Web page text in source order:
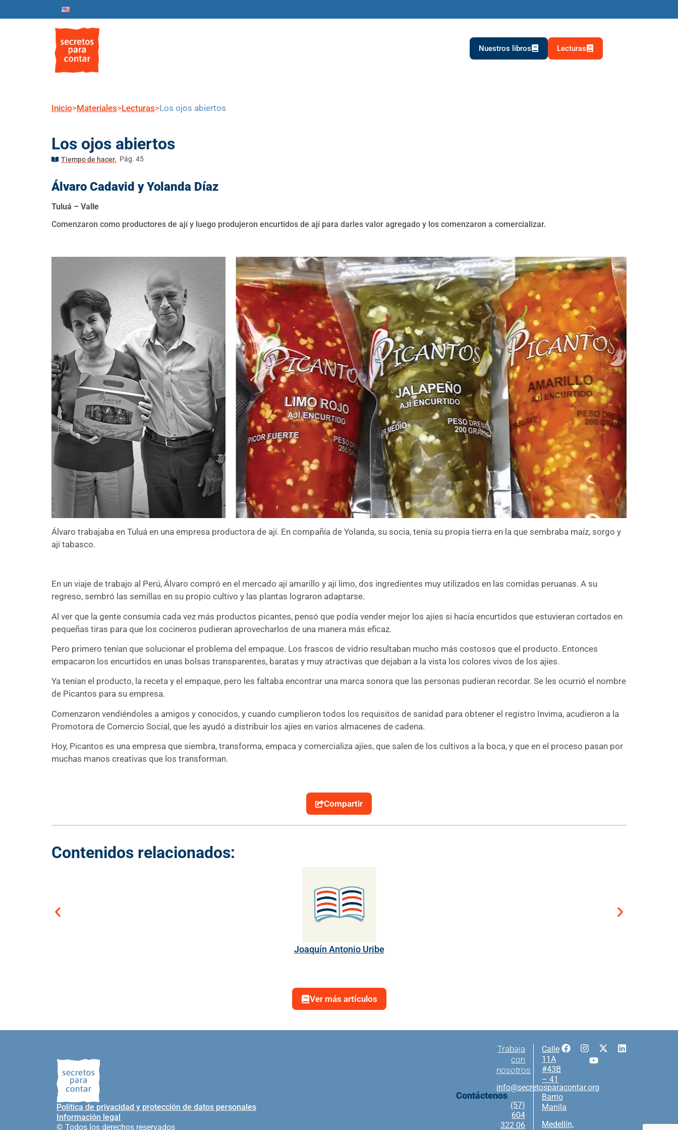
Nuestros libros Lecturas
Inicio>Materiales>Lecturas>Los ojos abiertos
Los ojos abiertos
Tiempo de hacer. Pág. 45
Álvaro Cadavid y Yolanda Díaz
Tuluá – Valle
Comenzaron como productores de ají y luego produjeron encurtidos de ají para darles valor agregado y los comenzaron a comercializar.
Álvaro trabajaba en Tuluá en una empresa productora de ají. En compañía de Yolanda, su socia, tenía su propia tierra en la que sembraba maíz, sorgo y
ají tabasco.
En un viaje de trabajo al Perú, Álvaro compró en el mercado ají amarillo y ají limo, dos ingredientes muy utilizados en las comidas peruanas. A su
regreso, sembró las semillas en su propio cultivo y las plantas lograron adaptarse.
Al ver que la gente consumía cada vez más productos picantes, pensó que podía vender mejor los ajíes si hacía encurtidos que estuvieran cortados en
pequeñas tiras para que los cocineros pudieran aprovecharlos de una manera más eficaz.
Pero primero tenían que solucionar el problema del empaque. Los frascos de vidrio resultaban mucho más costosos que el producto. Entonces
empacaron los encurtidos en unas bolsas transparentes, baratas y muy atractivas que dejaban a la vista los colores vivos de los ajíes.
Ya tenían el producto, la receta y el empaque, pero les faltaba encontrar una marca sonora que las personas pudieran recordar. Se les ocurrió el nombre
de Picantos para su empresa.
Comenzaron vendiéndoles a amigos y conocidos, y cuando cumplieron todos los requisitos de sanidad para obtener el registro Invima, acudieron a la
Promotora de Comercio Social, que les ayudó a distribuir los ajíes en varios almacenes de cadena.
Hoy, Picantos es una empresa que siembra, transforma, empaca y comercializa ajíes, que salen de los cultivos a la boca, y que en el proceso pasan por
muchas manos creativas que los transforman.
Compartir
Contenidos relacionados:
Joaquín Antonio Uribe
Ver más artículos
Política de privacidad y protección de datos personales
Información legal
© Todos los derechos reservados
Contáctenos
Trabaja
con
nosotros
info@secretosparacontar.org
(57)
604
322 06
Calle
11A
#43B
– 41
Barrio
Manila
Medellín,